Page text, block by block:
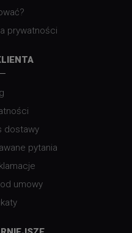
prywatności
dostawy
pytania
umowy